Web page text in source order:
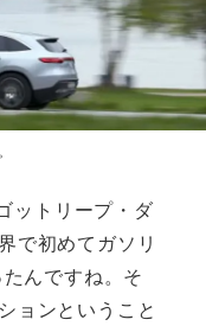
ットリープ・ダ
で初めてガソリ
んですね。そ
ョンということ